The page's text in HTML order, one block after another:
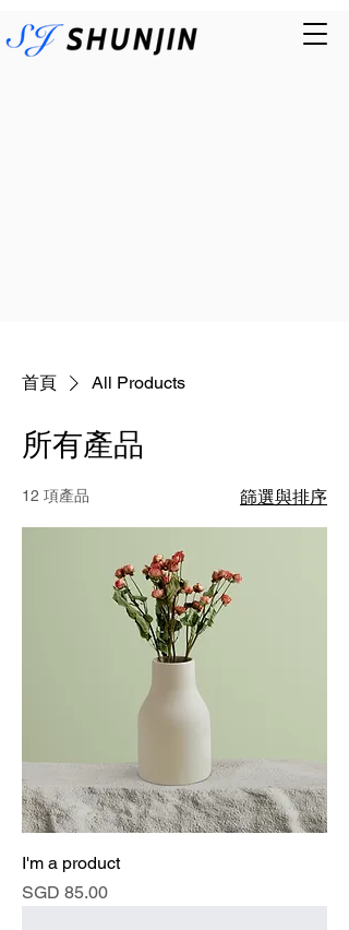
首頁 All Products
所有產品
12 項產品 篩選與排序
I'm a product
價格
SGD 85.00